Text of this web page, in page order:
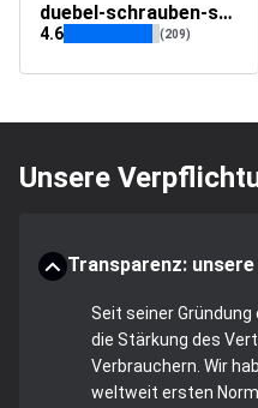
duebel-schrauben-shop.de
4.6 (209)
Unsere
Transparenz:
Seit seiner
die Stärkung des
Verbrauchern. Wir
weltweit ersten